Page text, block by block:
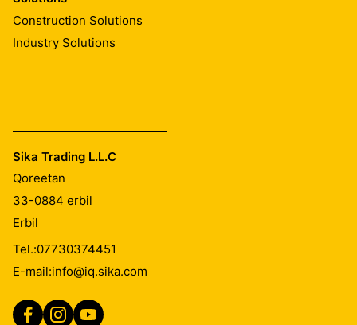
Construction Solutions
Industry Solutions
Sika Trading L.L.C
Qoreetan
33-0884 erbil
Erbil
Tel.:07730374451
E-mail:info@iq.sika.com